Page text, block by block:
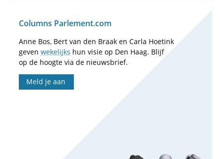
Columns Parlement.com
Anne Bos, Bert van den Braak en Carla Hoetink
geven wekelijks hun visie op Den Haag. Blijf
op de hoogte via de nieuwsbrief.
Meld je aan